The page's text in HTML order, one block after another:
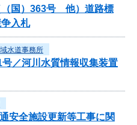
（国）363号 他）道路標
入札
水道事務所
号／河川水質情報収集装置
安全施設更新等工事に関